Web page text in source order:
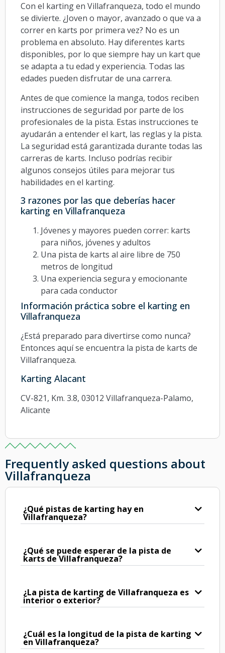
Con el karting en Villafranqueza, todo el mundo
se divierte. ¿Joven o mayor, avanzado o que va a
correr en karts por primera vez? No es un
problema en absoluto. Hay diferentes karts
disponibles, por lo que siempre hay un kart que
se adapta a tu edad y experiencia. Todas las
edades pueden disfrutar de una carrera.
Antes de que comience la manga, todos reciben
instrucciones de seguridad por parte de los
profesionales de la pista. Estas instrucciones te
ayudarán a entender el kart, las reglas y la pista.
La seguridad está garantizada durante todas las
carreras de karts. Incluso podrías recibir
algunos consejos útiles para mejorar tus
habilidades en el karting.
3 razones por las que deberías hacer
karting en Villafranqueza
Jóvenes y mayores pueden correr: karts
para niños, jóvenes y adultos
Una pista de karts al aire libre de 750
metros de longitud
Una experiencia segura y emocionante
para cada conductor
Información práctica sobre el karting en
Villafranqueza
¿Está preparado para divertirse como nunca?
Entonces aquí se encuentra la pista de karts de
Villafranqueza.
Karting Alacant
CV-821, Km. 3.8, 03012 Villafranqueza-Palamo,
Alicante
Frequently asked questions about
Villafranqueza
¿Qué pistas de karting hay en
Villafranqueza?
¿Qué se puede esperar de la pista de
karts de Villafranqueza?
¿La pista de karting de Villafranqueza es
interior o exterior?
¿Cuál es la longitud de la pista de karting
en Villafranqueza?